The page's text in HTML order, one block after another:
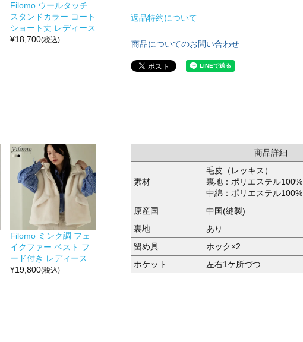
Filomo ウールタッチ
スタンドカラー コート
ショート丈 レディース
¥18,700(税込)
Filomo ミンク調 フェ
イクファー ベスト フ
ード付き レディース
¥19,800(税込)
返品特約について
商品についてのお問い合わせ
商品詳細
素材
毛皮（レッキス）
裏地：ポリエステル100%
中綿：ポリエステル100%
原産国
中国(縫製)
裏地
あり
留め具
ホック×2
ポケット
左右1ケ所づつ